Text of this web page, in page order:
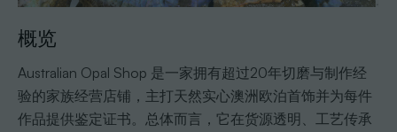
概览
Australian Opal Shop 是一家拥有超过20年切磨与制作经
验的家族经营店铺，主打天然实心澳洲欧泊首饰并为每件
作品提供鉴定证书。总体而言，它在货源透明、工艺传承